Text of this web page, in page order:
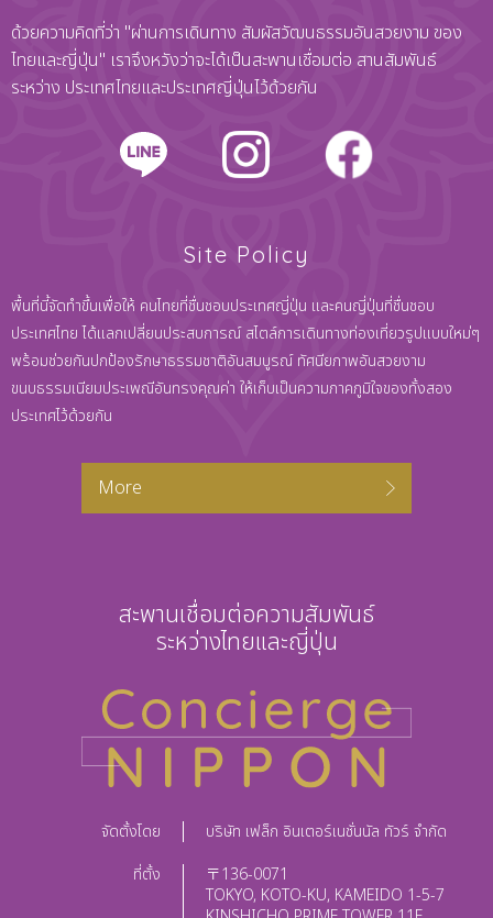
ด้วยความคิดที่ว่า "ผ่านการเดินทาง สัมผัสวัฒนธรรมอันสวยงาม ของ
ไทยและญี่ปุ่น" เราจึงหวังว่าจะได้เป็นสะพานเชื่อมต่อ สานสัมพันธ์
ระหว่าง ประเทศไทยและประเทศญี่ปุ่นไว้ด้วยกัน
Site Policy
พื้นที่นี้จัดทำขึ้นเพื่อให้ คนไทยที่ชื่นชอบประเทศญี่ปุ่น และคนญี่ปุ่นที่ชื่นชอบ
ประเทศไทย ได้แลกเปลี่ยนประสบการณ์ สไตล์การเดินทางท่องเที่ยวรูปแบบใหม่ๆ
พร้อมช่วยกันปกป้องรักษาธรรมชาติอันสมบูรณ์ ทัศนียภาพอันสวยงาม
ขนบธรรมเนียมประเพณีอันทรงคุณค่า ให้เก็บเป็นความภาคภูมิใจของทั้งสอง
ประเทศไว้ด้วยกัน
More
สะพานเชื่อมต่อความสัมพันธ์
ระหว่างไทยและญี่ปุ่น
จัดตั้งโดย
บริษัท เฟล็ก อินเตอร์เนชั่นนัล ทัวร์ จำกัด
ที่ตั้ง
〒136-0071
TOKYO, KOTO-KU, KAMEIDO 1-5-7